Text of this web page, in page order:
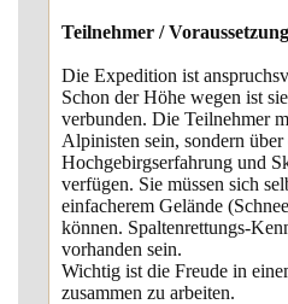
Teilnehmer / Voraussetzung
Die Expedition ist
Schon der Höhe wegen ist
verbunden. Die Teilnehmer
Alpinisten sein, sondern über
Hochgebirgserfahrung und
verfügen. Sie müssen sich
einfacherem Gelände
können. Spaltenrettungs-
vorhanden sein.
Wichtig ist die Freude in
zusammen zu arbeiten.